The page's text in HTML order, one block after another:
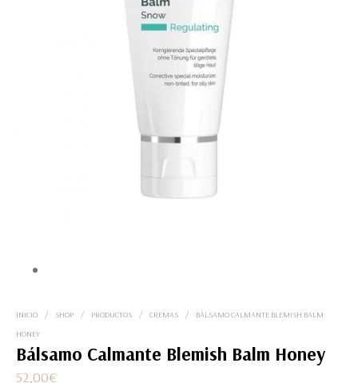
INICIO / SHOP / PRODUCTOS / CREMAS /
BÁLSAMO CALMANTE BLEMISH BALM
HONEY
Bálsamo Calmante Blemish Balm Honey
52,00€